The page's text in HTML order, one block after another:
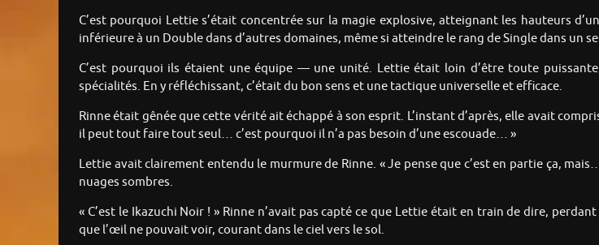
C’est pourquoi Lettie s’était concentrée sur la magie explosive, atteignant les hauteurs
inférieure à un Double dans d’autres domaines, même si atteindre le rang de Single dans un
C’est pourquoi ils étaient une équipe — une unité. Lettie était loin d’être toute
spécialités. En y réfléchissant, c’était du bon sens et une tactique universelle et efficace.
Rinne était gênée que cette vérité ait échappé à son esprit. L’instant d’après, elle avait
il peut tout faire tout seul… c’est pourquoi il n’a pas besoin d’une escouade… »
Lettie avait clairement entendu le murmure de Rinne. « Je pense que c’est en partie ça,
nuages sombres.
« C’est le Ikazuchi Noir ! » Rinne n’avait pas capté ce que Lettie était en train de dire,
que l’œil ne pouvait voir, courant dans le ciel vers le sol.